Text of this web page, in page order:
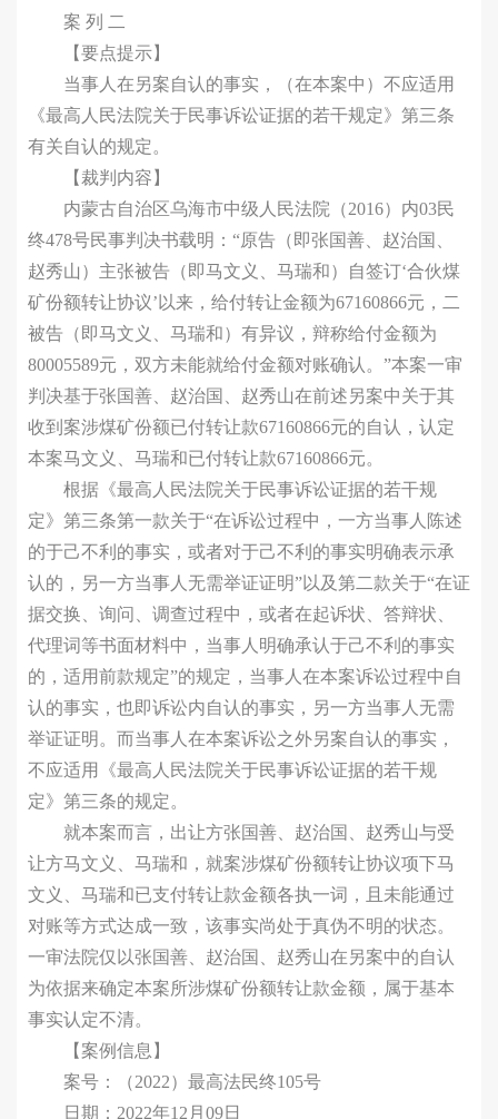
案 列 二
【要点提示】
当事人在另案自认的事实，（在本案中）不应适用
《最高人民法院关于民事诉讼证据的若干规定》第三条
有关自认的规定。
【裁判内容】
内蒙古自治区乌海市中级人民法院（2016）内03民
终478号民事判决书载明：“原告（即张国善、赵治国、
赵秀山）主张被告（即马文义、马瑞和）自签订‘合伙煤
矿份额转让协议’以来，给付转让金额为67160866元，二
被告（即马文义、马瑞和）有异议，辩称给付金额为
80005589元，双方未能就给付金额对账确认。”本案一审
判决基于张国善、赵治国、赵秀山在前述另案中关于其
收到案涉煤矿份额已付转让款67160866元的自认，认定
本案马文义、马瑞和已付转让款67160866元。
根据《最高人民法院关于民事诉讼证据的若干规
定》第三条第一款关于“在诉讼过程中，一方当事人陈述
的于己不利的事实，或者对于己不利的事实明确表示承
认的，另一方当事人无需举证证明”以及第二款关于“在证
据交换、询问、调查过程中，或者在起诉状、答辩状、
代理词等书面材料中，当事人明确承认于己不利的事实
的，适用前款规定”的规定，当事人在本案诉讼过程中自
认的事实，也即诉讼内自认的事实，另一方当事人无需
举证证明。而当事人在本案诉讼之外另案自认的事实，
不应适用《最高人民法院关于民事诉讼证据的若干规
定》第三条的规定。
就本案而言，出让方张国善、赵治国、赵秀山与受
让方马文义、马瑞和，就案涉煤矿份额转让协议项下马
文义、马瑞和已支付转让款金额各执一词，且未能通过
对账等方式达成一致，该事实尚处于真伪不明的状态。
一审法院仅以张国善、赵治国、赵秀山在另案中的自认
为依据来确定本案所涉煤矿份额转让款金额，属于基本
事实认定不清。
【案例信息】
案号：（2022）最高法民终105号
日期：2022年12月09日